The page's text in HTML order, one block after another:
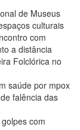
de Museus
culturais
com
a distância
Folclórica no
saúde por mpox
falência das
com